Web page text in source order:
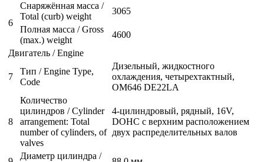
6
Снаряжённая масса /
Total (curb) weight
3065
Полная масса / Gross
(max.) weight
4600
Двигатель / Engine
7
Тип / Engine Type,
Code
Дизельный, жидкостного
охлаждения, четырехтактный,
OM646 DE22LA
8
Количество
цилиндров / Cylinder
arrangement: Total
number of cylinders, of
valves
4-цилиндровый, рядный, 16V,
DOHC с верхним расположением
двух распределительных валов
Диаметр цилиндра /